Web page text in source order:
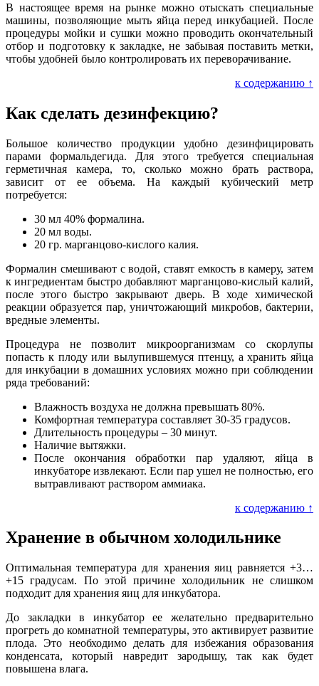
В настоящее время на рынке можно отыскать специальные
машины, позволяющие мыть яйца перед инкубацией. После
процедуры мойки и сушки можно проводить окончательный
отбор и подготовку к закладке, не забывая поставить метки,
чтобы удобней было контролировать их переворачивание.
к содержанию ↑
Как сделать дезинфекцию?
Большое количество продукции удобно дезинфицировать
парами формальдегида. Для этого требуется специальная
герметичная камера, то, сколько можно брать раствора,
зависит от ее объема. На каждый кубический метр
потребуется:
30 мл 40% формалина.
20 мл воды.
20 гр. марганцово-кислого калия.
Формалин смешивают с водой, ставят емкость в камеру, затем
к ингредиентам быстро добавляют марганцово-кислый калий,
после этого быстро закрывают дверь. В ходе химической
реакции образуется пар, уничтожающий микробов, бактерии,
вредные элементы.
Процедура не позволит микроорганизмам со скорлупы
попасть к плоду или вылупившемуся птенцу, а хранить яйца
для инкубации в домашних условиях можно при соблюдении
ряда требований:
Влажность воздуха не должна превышать 80%.
Комфортная температура составляет 30-35 градусов.
Длительность процедуры – 30 минут.
Наличие вытяжки.
После окончания обработки пар удаляют, яйца в
инкубаторе извлекают. Если пар ушел не полностью, его
вытравливают раствором аммиака.
к содержанию ↑
Хранение в обычном холодильнике
Оптимальная температура для хранения яиц равняется +3…
+15 градусам. По этой причине холодильник не слишком
подходит для хранения яиц для инкубатора.
До закладки в инкубатор ее желательно предварительно
прогреть до комнатной температуры, это активирует развитие
плода. Это необходимо делать для избежания образования
конденсата, который навредит зародышу, так как будет
повышена влага.